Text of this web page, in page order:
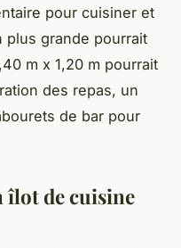
pour cuisiner et
plus grande pourrait
m x 1,20 m pourrait
des repas, un
de bar pour
îlot de cuisine